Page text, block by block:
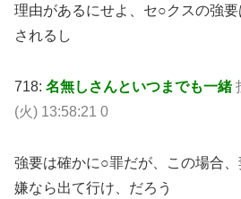
理由があるにせよ、セ○クスの強
されるし
718: 名無しさんといつまでも一緒
(火) 13:58:21 0
強要は確かに○罪だが、この場合
嫌なら出て行け、だろう